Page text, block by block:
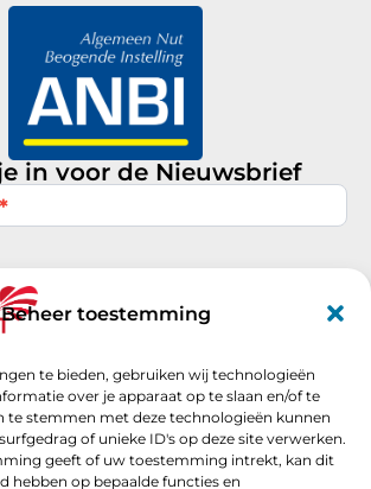
Beheer toestemming
te bieden, gebruiken wij technologieën
over je apparaat op te slaan en/of te
te stemmen met deze technologieën kunnen
of unieke ID's op deze site verwerken.
geeft of uw toestemming intrekt, kan dit
hebben op bepaalde functies en
in voor de Nieuwsbrief
*
*